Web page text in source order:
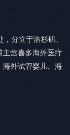
分立于洛杉矶、
营喜多海外医疗
海外试管婴儿、海